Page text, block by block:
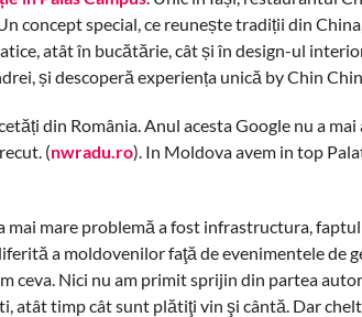
concept special, ce reunește tradiții din
atât în bucătărie, cât și în design-ul
și descoperă experiența unică by Chin
din România. Anul acesta Google nu a
(nwradu.ro). In Moldova avem in top
mai mare problemă a fost infrastructura,
a moldovenilor faţă de evenimentele de
ceva. Nici nu am primit sprijin din partea
atât timp cât sunt plătiţi vin şi cântă. Dar